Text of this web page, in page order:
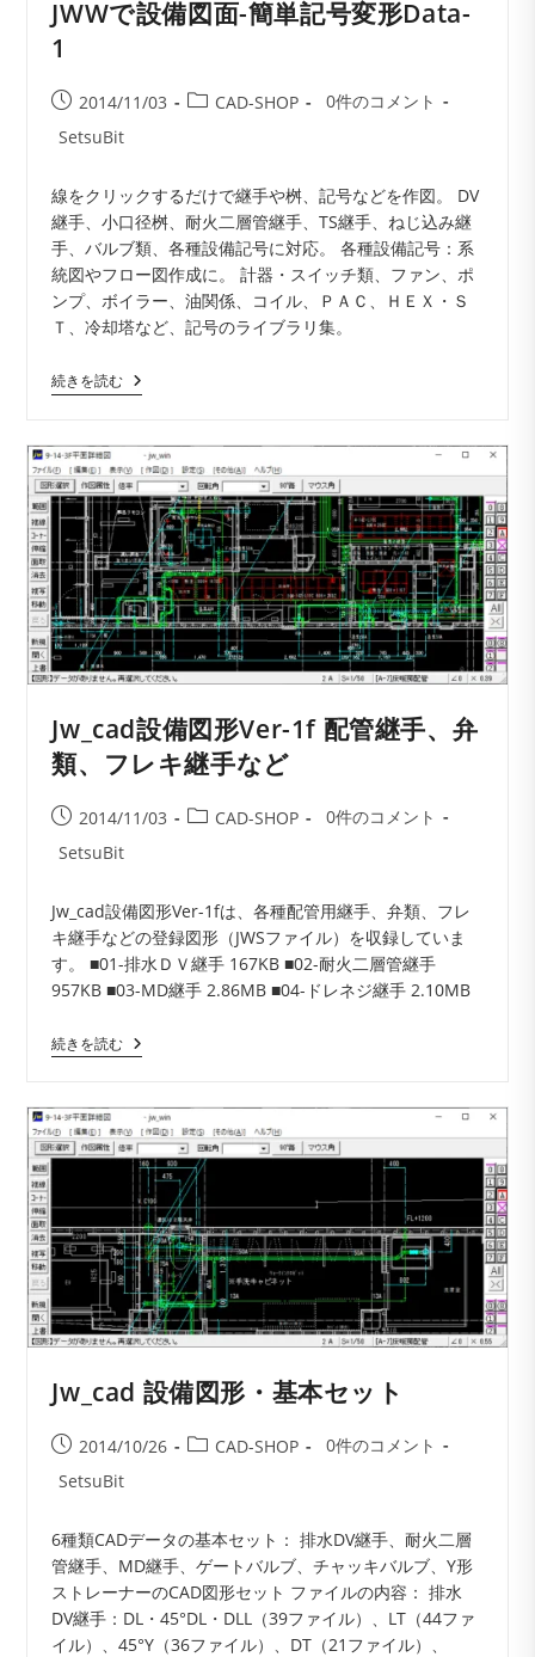
JWWで設備図面-簡単記号変形Data-
1
投
稿
日:
2014/11/03
投
ゴ
リ
ー:
CAD-SHOP
投
ン
ト:
0件のコメント
投
SetsuBit
線をクリックするだけで継手や桝、記号などを作図。 DV
継手、小口径桝、耐火二層管継手、TS継手、ねじ込み継
手、バルブ類、各種設備記号に対応。 各種設備記号：系
統図やフロー図作成に。 計器・スイッチ類、ファン、ポ
ンプ、ボイラー、油関係、コイル、ＰＡＣ、ＨＥＸ・Ｓ
Ｔ、冷却塔など、記号のライブラリ集。
続きを読むJWW
で
面-
簡
単
記
号
変
形
Data-
1
Jw_cad設備図形Ver-1f 配管継手、弁
類、フレキ継手など
投
稿
公
日:
2014/11/03
投
ゴ
リ
ー:
CAD-SHOP
投
ン
ト:
0件のコメント
投
SetsuBit
Jw_cad設備図形Ver-1fは、各種配管用継手、弁類、フレ
キ継手などの登録図形（JWSファイル）を収録していま
す。 ■01-排水ＤＶ継手 167KB ■02-耐火二層管継手
957KB ■03-MD継手 2.86MB ■04-ドレネジ継手 2.10MB
続きを読むJw_cad
設
Ver-
1f
配
管
継
手、
弁
類、
フ
レ
キ
継
な
ど
Jw_cad 設備図形・基本セット
投
公
日:
2014/10/26
投
ゴ
リ
ー:
CAD-SHOP
投
ン
ト:
0件のコメント
投
SetsuBit
6種類CADデータの基本セット： 排水DV継手、耐火二層
管継手、MD継手、ゲートバルブ、チャッキバルブ、Y形
ストレーナーのCAD図形セット ファイルの内容： 排水
DV継手：DL・45°DL・DLL（39ファイル）、LT（44ファ
イル）、45°Y（36ファイル）、DT（21ファイル）、